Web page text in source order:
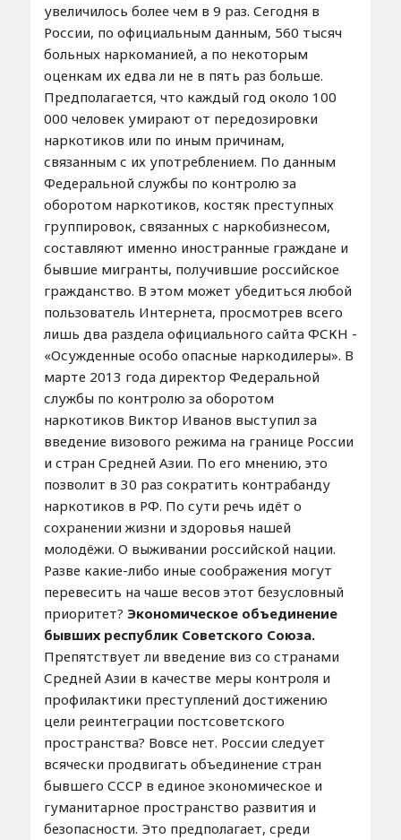
увеличилось более чем в 9 раз. Сегодня в
России, по официальным данным, 560 тысяч
больных наркоманией, а по некоторым
оценкам их едва ли не в пять раз больше.
Предполагается, что каждый год около 100
000 человек умирают от передозировки
наркотиков или по иным причинам,
связанным с их употреблением. По данным
Федеральной службы по контролю за
оборотом наркотиков, костяк преступных
группировок, связанных с наркобизнесом,
составляют именно иностранные граждане и
бывшие мигранты, получившие российское
гражданство. В этом может убедиться любой
пользователь Интернета, просмотрев всего
лишь два раздела официального сайта ФСКН -
«Осужденные особо опасные наркодилеры». В
марте 2013 года директор Федеральной
службы по контролю за оборотом
наркотиков Виктор Иванов выступил за
введение визового режима на границе России
и стран Средней Азии. По его мнению, это
позволит в 30 раз сократить контрабанду
наркотиков в РФ. По сути речь идёт о
сохранении жизни и здоровья нашей
молодёжи. О выживании российской нации.
Разве какие-либо иные соображения могут
перевесить на чаше весов этот безусловный
приоритет? Экономическое объединение
бывших республик Советского Союза.
Препятствует ли введение виз со странами
Средней Азии в качестве меры контроля и
профилактики преступлений достижению
цели реинтеграции постсоветского
пространства? Вовсе нет. России следует
всячески продвигать объединение стран
бывшего СССР в единое экономическое и
гуманитарное пространство развития и
безопасности. Это предполагает, среди